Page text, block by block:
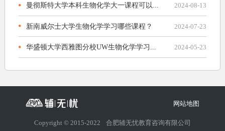
曼彻斯特大学本科生物化学大一课程可以... 2024-08-13
新南威尔士大学生物化学学习哪些课程？ 2024-07-23
华盛顿大学西雅图分校UW生物化学学习... 2024-05-23
网站地图
Copyright © 2015-2022
合肥辅无忧教育咨询有限公司